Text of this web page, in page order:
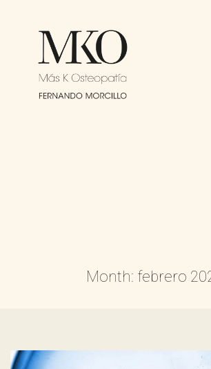
Month: febrero